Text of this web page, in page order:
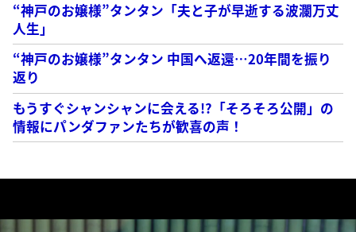
“神戸のお嬢様”タンタン「夫と子が早逝する波瀾万丈
人生」
“神戸のお嬢様”タンタン 中国へ返還…20年間を振り
返り
もうすぐシャンシャンに会える!?「そろそろ公開」の
情報にパンダファンたちが歓喜の声！